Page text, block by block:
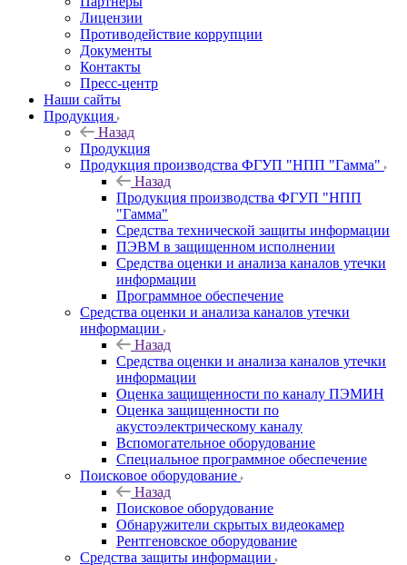
Лицензии
Противодействие коррупции
Документы
Контакты
Пресс-центр
Наши сайты
Продукция
Назад
Продукция
Продукция производства ФГУП "НПП "Гамма"
Назад
Продукция производства ФГУП "НПП
"Гамма"
Средства технической защиты информации
ПЭВМ в защищенном исполнении
Средства оценки и анализа каналов утечки
информации
Программное обеспечение
Средства оценки и анализа каналов утечки
информации
Назад
Средства оценки и анализа каналов утечки
информации
Оценка защищенности по каналу ПЭМИН
Оценка защищенности по
акустоэлектрическому каналу
Вспомогательное оборудование
Специальное программное обеспечение
Поисковое оборудование
Назад
Поисковое оборудование
Обнаружители скрытых видеокамер
Рентгеновское оборудование
Средства защиты информации